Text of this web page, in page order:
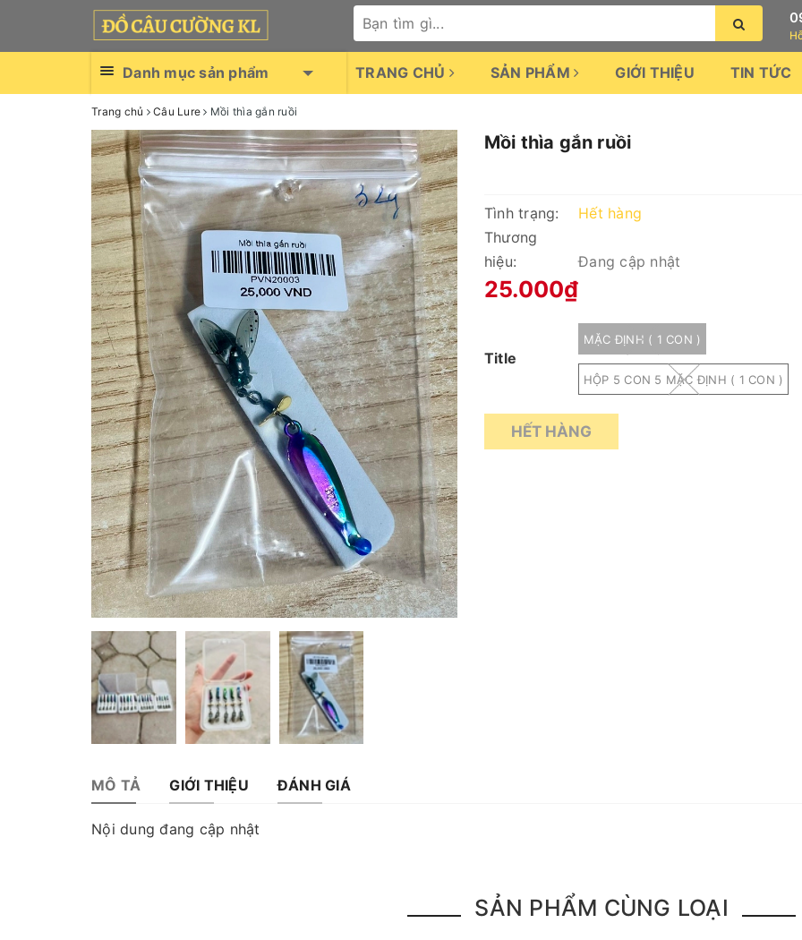
Danh mục sản phẩm TRANG CHỦ SẢN PHẨM GIỚI THIỆU TIN TỨC
Trang chủ Câu Lure Mồi thìa gắn ruồi
Mồi thìa gắn ruồi
Tình trạng:
Hết hàng
Thương
hiệu:
Đang cập nhật
25.000₫
Title
MẶC ĐỊNH ( 1 CON )
HỘP 5 CON 5 MẶC ĐỊNH ( 1 CON )
HẾT HÀNG
MÔ TẢ GIỚI THIỆU ĐÁNH GIÁ
Nội dung đang cập nhật
SẢN PHẨM CÙNG LOẠI